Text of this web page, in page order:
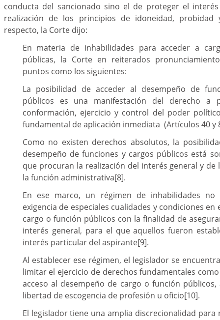
conducta del sancionado sino el de proteger el
realización de los principios de idoneidad, probidad
respecto, la Corte dijo:
En materia de inhabilidades para acceder a
públicas, la Corte en reiterados
puntos como los siguientes:
La posibilidad de acceder al desempeño de
públicos es una manifestación del derecho a
conformación, ejercicio y control del poder
fundamental de aplicación inmediata (Artículos 40 y
Como no existen derechos absolutos, la
desempeño de funciones y cargos públicos está
que procuran la realización del interés general y de
la función administrativa[8].
En ese marco, un régimen de inhabilidades
exigencia de especiales cualidades y condiciones en
cargo o función públicos con la finalidad de
interés general, para el que aquellos fueron
interés particular del aspirante[9].
Al establecer ese régimen, el legislador se
limitar el ejercicio de derechos fundamentales
acceso al desempeño de cargo o función
libertad de escogencia de profesión u oficio[10].
El legislador tiene una amplia discrecionalidad